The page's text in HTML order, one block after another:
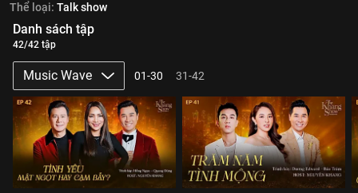
Thể loại: Talk show
Danh sách tập
42/42 tập
Music Wave 01-30 31-42